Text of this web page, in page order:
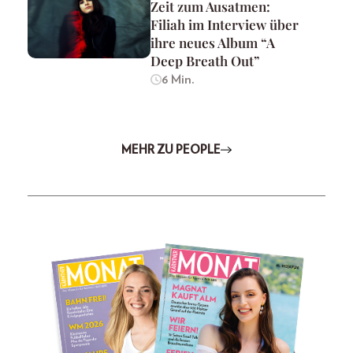
Zeit zum Ausatmen:
Filiah im Interview über
ihre neues Album “A
Deep Breath Out”
6 Min.
MEHR ZU PEOPLE